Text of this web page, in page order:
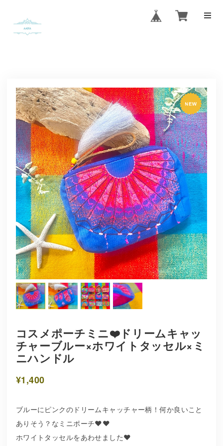
コスメポーチミニ❤️ドリームキャッ
チャーブルー×ホワイトタッセル×ミ
ニハンドル
¥1,400
ブルーにピンクのドリームキャッチャー柄！何か良いこと
ありそう？なミニポーチ❤️❤️
ホワイトタッセルをあわせました❤️